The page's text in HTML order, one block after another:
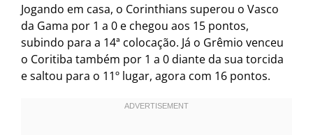
Jogando em casa, o Corinthians superou o Vasco
da Gama por 1 a 0 e chegou aos 15 pontos,
subindo para a 14ª colocação. Já o Grêmio venceu
o Coritiba também por 1 a 0 diante da sua torcida
e saltou para o 11º lugar, agora com 16 pontos.